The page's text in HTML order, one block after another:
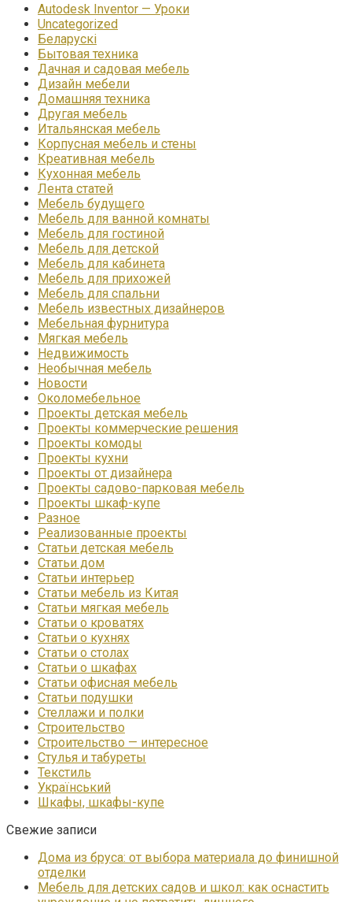
Autodesk Inventor — Уроки
Uncategorized
Беларускі
Бытовая техника
Дачная и садовая мебель
Дизайн мебели
Домашняя техника
Другая мебель
Итальянская мебель
Корпусная мебель и стены
Креативная мебель
Кухонная мебель
Лента статей
Мебель будущего
Мебель для ванной комнаты
Мебель для гостиной
Мебель для детской
Мебель для кабинета
Мебель для прихожей
Мебель для спальни
Мебель известных дизайнеров
Мебельная фурнитура
Мягкая мебель
Недвижимость
Необычная мебель
Новости
Околомебельное
Проекты детская мебель
Проекты коммерческие решения
Проекты комоды
Проекты кухни
Проекты от дизайнера
Проекты садово-парковая мебель
Проекты шкаф-купе
Разное
Реализованные проекты
Статьи детская мебель
Статьи дом
Статьи интерьер
Статьи мебель из Китая
Статьи мягкая мебель
Статьи о кроватях
Статьи о кухнях
Статьи о столах
Статьи о шкафах
Статьи офисная мебель
Статьи подушки
Стеллажи и полки
Строительство
Строительство — интересное
Стулья и табуреты
Текстиль
Український
Шкафы, шкафы-купе
Свежие записи
Дома из бруса: от выбора материала до финишной
отделки
Мебель для детских садов и школ: как оснастить